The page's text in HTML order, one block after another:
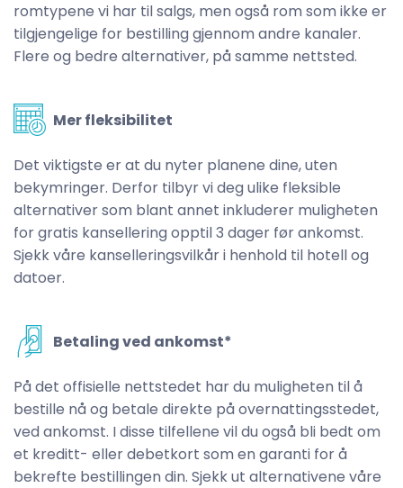
romtypene vi har til salgs, men også rom som ikke er
tilgjengelige for bestilling gjennom andre kanaler.
Flere og bedre alternativer, på samme nettsted.
Mer fleksibilitet
Det viktigste er at du nyter planene dine, uten
bekymringer. Derfor tilbyr vi deg ulike fleksible
alternativer som blant annet inkluderer muligheten
for gratis kansellering opptil 3 dager før ankomst.
Sjekk våre kanselleringsvilkår i henhold til hotell og
datoer.
Betaling ved ankomst*
På det offisielle nettstedet har du muligheten til å
bestille nå og betale direkte på overnattingsstedet,
ved ankomst. I disse tilfellene vil du også bli bedt om
et kreditt- eller debetkort som en garanti for å
bekrefte bestillingen din. Sjekk ut alternativene våre